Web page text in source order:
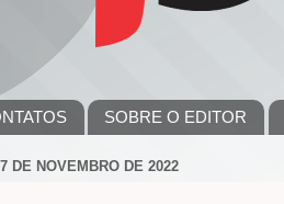
SOBRE O EDITOR
DE NOVEMBRO DE 2022